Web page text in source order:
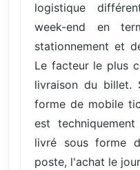
logistique
week-end en
stationnement et
Le facteur le plus
livraison du billet.
forme de mobile
est
livré sous forme
poste, l'achat le